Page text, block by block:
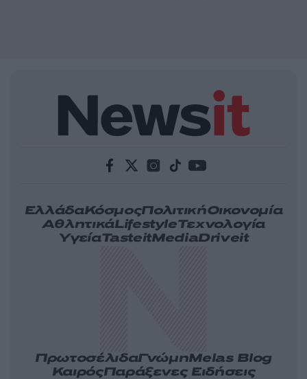
ΕλλάδαΚόσμοςΠολιτικήΟικονομία
ΑθλητικάLifestyleΤεχνολογία
ΥγείαTasteitMediaDriveit
ΠρωτοσέλιδαΓνώμηMelas Blog
ΚαιρόςΠαράξενες Ειδήσεις